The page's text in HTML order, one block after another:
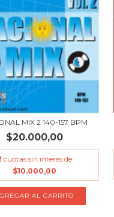
MIX 2 140-157 BPM
$20.000,00
cuotas sin interés de
$10.000,00